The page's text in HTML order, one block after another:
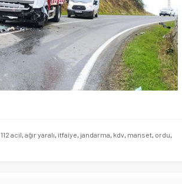
112 acil ağır yaralı itfaiye jandarma kdv manset ordu